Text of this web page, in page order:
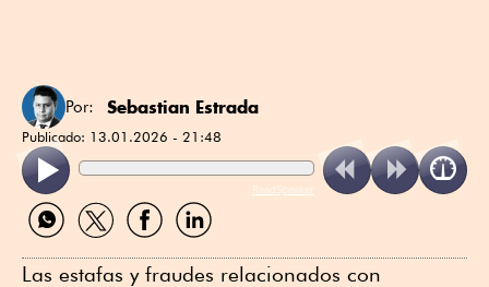
Por: Sebastian Estrada
Publicado: 13.01.2026 - 21:48
ReadSpeaker
Compartir
por
Compartir
por
Compartir
por
Compartir
por
Las estafas y fraudes relacionados con